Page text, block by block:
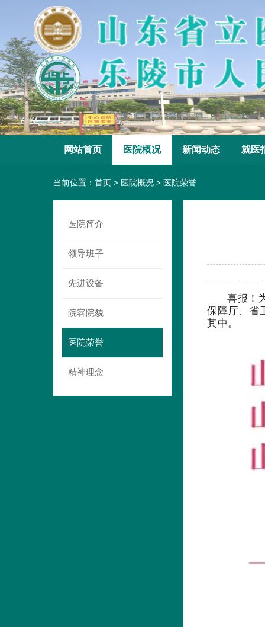
网站首页 医院概况 新闻动态 就医
当前位置： 首页 > 医院概况 > 医院荣誉
医院简介
领导班子
先进设备
院容院貌
医院荣誉
精神理念
喜报！
保障厅、省
其中。